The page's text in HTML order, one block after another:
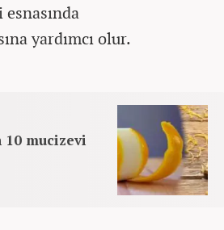
yardımcı olur.
mucizevi